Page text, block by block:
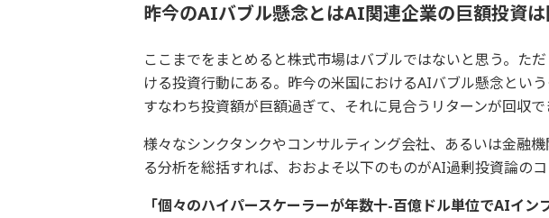
昨今のAIバブル懸念とはAI関連企業の巨額投資
ここまでをまとめると株式市場はバブルではないと思う。た
ける投資行動にある。昨今の米国におけるAIバブル懸念とい
すなわち投資額が巨額過ぎて、それに見合うリターンが回収で
様々なシンクタンクやコンサルティング会社、あるいは金融
る分析を総括すれば、おおよそ以下のものがAI過剰投資論のコ
「個々のハイパースケーラーが年数十-百億ドル単位でAIイ